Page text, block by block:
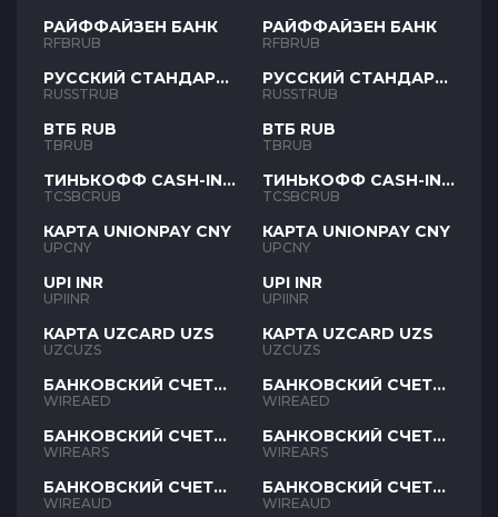
РАЙФФАЙЗЕН БАНК
RFBRUB
РУССКИЙ СТАНДАРТ
RUB
RUSSTRUB
ВТБ RUB
TBRUB
ТИНЬКОФФ CASH-IN
RUB
TCSBCRUB
КАРТА UNIONPAY CNY
UPCNY
UPI INR
UPIINR
КАРТА UZCARD UZS
UZCUZS
БАНКОВСКИЙ СЧЕТ
AED
WIREAED
БАНКОВСКИЙ СЧЕТ
ARS
WIREARS
БАНКОВСКИЙ СЧЕТ
AUD
WIREAUD
РАЙФФАЙЗЕН БАНК
RFBRUB
РУССКИЙ СТАНДАРТ
RUB
RUSSTRUB
ВТБ RUB
TBRUB
ТИНЬКОФФ CASH-IN
RUB
TCSBCRUB
КАРТА UNIONPAY CNY
UPCNY
UPI INR
UPIINR
КАРТА UZCARD UZS
UZCUZS
БАНКОВСКИЙ СЧЕТ
AED
WIREAED
БАНКОВСКИЙ СЧЕТ
ARS
WIREARS
БАНКОВСКИЙ СЧЕТ
AUD
WIREAUD